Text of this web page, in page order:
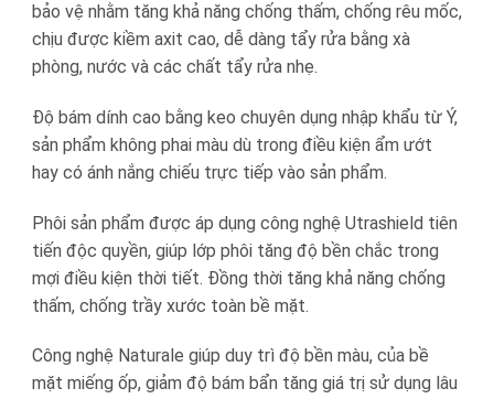
bảo vệ nhằm tăng khả năng chống thấm, chống rêu mốc,
chịu được kiềm axit cao, dễ dàng tẩy rửa bằng xà
phòng, nước và các chất tẩy rửa nhẹ.
Độ bám dính cao bằng keo chuyên dụng nhập khẩu từ Ý,
sản phẩm không phai màu dù trong điều kiện ẩm ướt
hay có ánh nắng chiếu trực tiếp vào sản phẩm.
Phôi sản phẩm được áp dụng công nghệ Utrashield tiên
tiến độc quyền, giúp lớp phôi tăng độ bền chắc trong
mợi điều kiện thời tiết. Đồng thời tăng khả năng chống
thấm, chống trầy xước toàn bề mặt.
Công nghệ Naturale giúp duy trì độ bền màu, của bề
mặt miếng ốp, giảm độ bám bẩn tăng giá trị sử dụng lâu